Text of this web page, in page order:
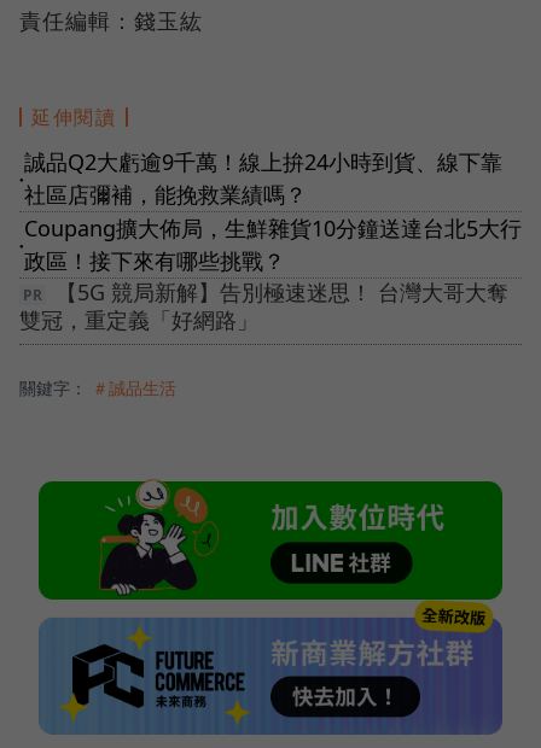
責任編輯：錢玉紘
延伸閱讀
●
誠品Q2大虧逾9千萬！線上拚24小時到貨、線下靠
社區店彌補，能挽救業績嗎？
●
Coupang擴大佈局，生鮮雜貨10分鐘送達台北5大行
政區！接下來有哪些挑戰？
【5G 競局新解】告別極速迷思！ 台灣大哥大奪
雙冠，重定義「好網路」
關鍵字： ＃誠品生活